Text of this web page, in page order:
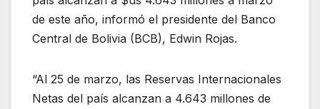
de este año, informó el presidente del Banco
Central de Bolivia (BCB), Edwin Rojas.
“Al 25 de marzo, las Reservas Internacionales
Netas del país alcanzan a 4.643 millones de